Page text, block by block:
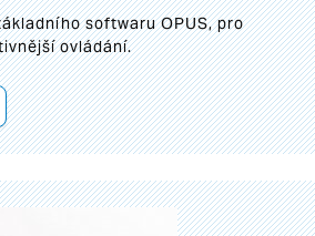
softwaru OPUS, pro
ovládání.